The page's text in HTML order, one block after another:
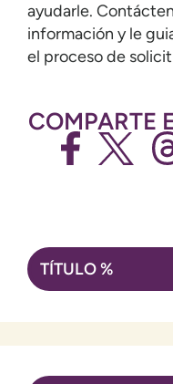
ayudarle.
información y le
el proceso de
COMPARTE
Navegación
de
TÍTULO %